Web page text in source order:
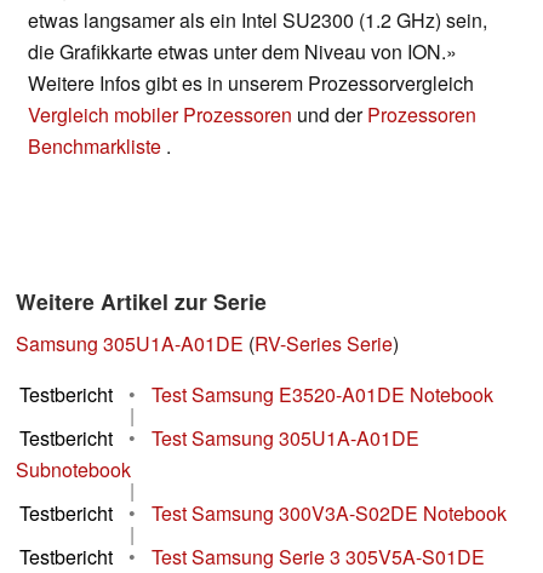
etwas langsamer als ein Intel SU2300 (1.2 GHz) sein,
die Grafikkarte etwas unter dem Niveau von ION.»
Weitere Infos gibt es in unserem Prozessorvergleich
Vergleich mobiler Prozessoren und derProzessoren
Benchmarkliste .
Weitere Artikel zur Serie
Samsung 305U1A-A01DE (RV-Series Serie)
Testbericht
• Test Samsung E3520-A01DE Notebook
|
Testbericht
•
Test Samsung 305U1A-A01DE
Subnotebook
|
Testbericht
• Test Samsung 300V3A-S02DE Notebook
|
Testbericht
•
Test Samsung Serie 3 305V5A-S01DE